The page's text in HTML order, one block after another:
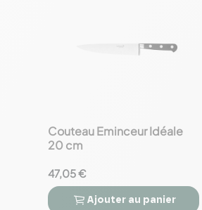
favorite_border
Couteau Eminceur Idéale
20 cm
47,05 €
Ajouter au panier